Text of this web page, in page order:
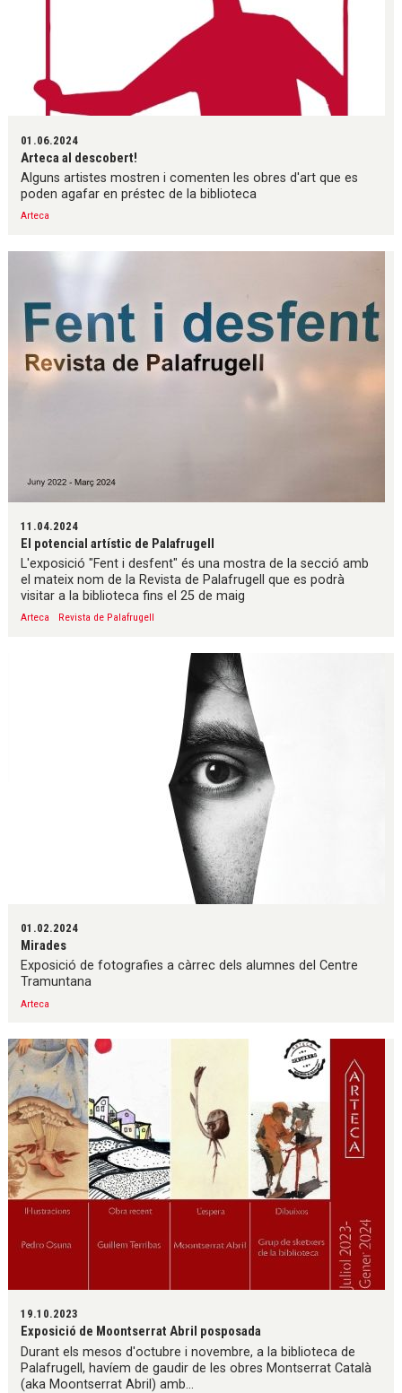
01.06.2024
Arteca al descobert!
Alguns artistes mostren i comenten les obres d'art que es
poden agafar en préstec de la biblioteca
Arteca
11.04.2024
El potencial artístic de Palafrugell
L'exposició "Fent i desfent" és una mostra de la secció amb
el mateix nom de la Revista de Palafrugell que es podrà
visitar a la biblioteca fins el 25 de maig
Arteca Revista de Palafrugell
01.02.2024
Mirades
Exposició de fotografies a càrrec dels alumnes del Centre
Tramuntana
Arteca
19.10.2023
Exposició de Moontserrat Abril posposada
Durant els mesos d'octubre i novembre, a la biblioteca de
Palafrugell, havíem de gaudir de les obres Montserrat Català
(aka Moontserrat Abril) amb...